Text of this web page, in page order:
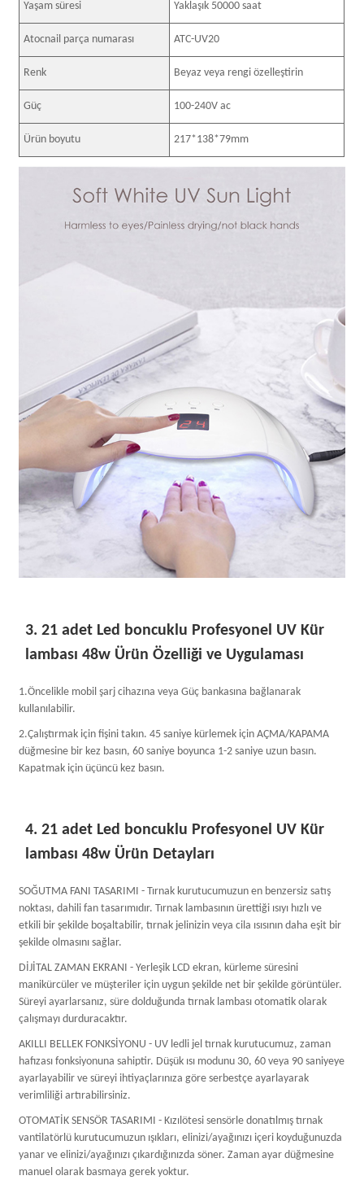
Yaşam süresi Yaklaşık 50000 saat
Atocnail parça numarası ATC-UV20
Renk Beyaz veya rengi özelleştirin
Güç 100-240V ac
Ürün boyutu 217*138*79mm
3. 21 adet Led boncuklu Profesyonel UV Kür
lambası 48w Ürün Özelliği ve Uygulaması
1.Öncelikle mobil şarj cihazına veya Güç bankasına bağlanarak
kullanılabilir.
2.Çalıştırmak için fişini takın. 45 saniye kürlemek için AÇMA/KAPAMA
düğmesine bir kez basın, 60 saniye boyunca 1-2 saniye uzun basın.
Kapatmak için üçüncü kez basın.
4. 21 adet Led boncuklu Profesyonel UV Kür
lambası 48w Ürün Detayları
SOĞUTMA FANI TASARIMI - Tırnak kurutucumuzun en benzersiz satış
noktası, dahili fan tasarımıdır. Tırnak lambasının ürettiği ısıyı hızlı ve
etkili bir şekilde boşaltabilir, tırnak jelinizin veya cila ısısının daha eşit bir
şekilde olmasını sağlar.
DİJİTAL ZAMAN EKRANI - Yerleşik LCD ekran, kürleme süresini
manikürcüler ve müşteriler için uygun şekilde net bir şekilde görüntüler.
Süreyi ayarlarsanız, süre dolduğunda tırnak lambası otomatik olarak
çalışmayı durduracaktır.
AKILLI BELLEK FONKSİYONU - UV ledli jel tırnak kurutucumuz, zaman
hafızası fonksiyonuna sahiptir. Düşük ısı modunu 30, 60 veya 90 saniyeye
ayarlayabilir ve süreyi ihtiyaçlarınıza göre serbestçe ayarlayarak
verimliliği artırabilirsiniz.
OTOMATİK SENSÖR TASARIMI - Kızılötesi sensörle donatılmış tırnak
vantilatörlü kurutucumuzun ışıkları, elinizi/ayağınızı içeri koyduğunuzda
yanar ve elinizi/ayağınızı çıkardığınızda söner. Zaman ayar düğmesine
manuel olarak basmaya gerek yoktur.